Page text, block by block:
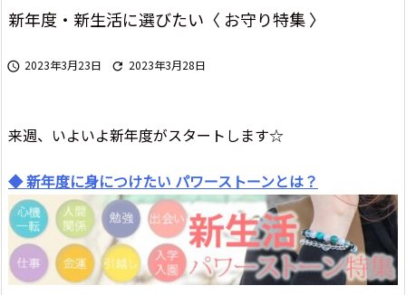
新年度・新生活に選びたい〈 お守り特集 〉
 2023年3月23日  2023年3月28日
来週、いよいよ新年度がスタートします☆
◆ 新年度に身につけたい パワーストーンとは？